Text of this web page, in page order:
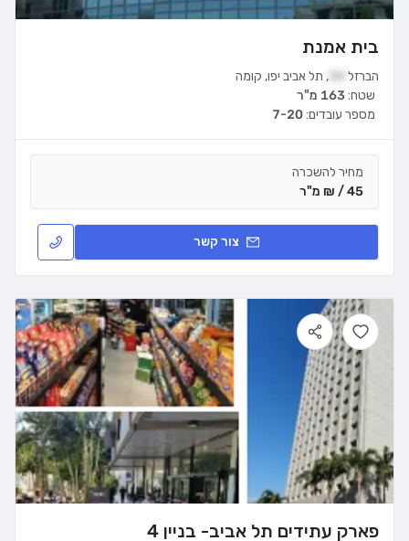
בית אמנת
הברזל , תל אביב יפו, קומה
שטח:163 מ"ר
מספר עובדים:7-20
מחיר להשכרה
45 / ₪ מ"ר
צור קשר
פארק עתידים תל אביב- בניין 4